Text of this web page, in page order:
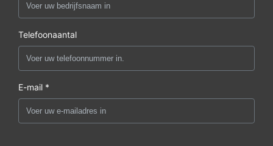
Telefoonaantal
E-mail *